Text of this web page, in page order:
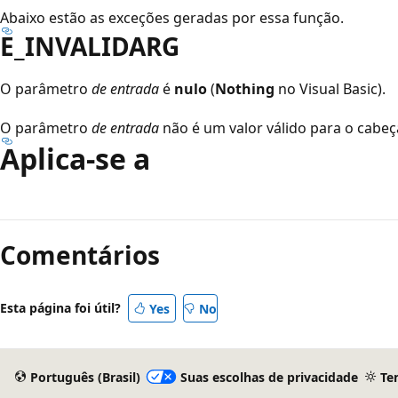
Abaixo estão as exceções geradas por essa função.
E_INVALIDARG
O parâmetro de entradaé nulo(Nothing no Visual Basic).
O parâmetro de entrada não é um valor válido para o
Aplica-se a
Comentários
Esta página foi útil? Yes No
Português (Brasil) Suas escolhas de privacidade